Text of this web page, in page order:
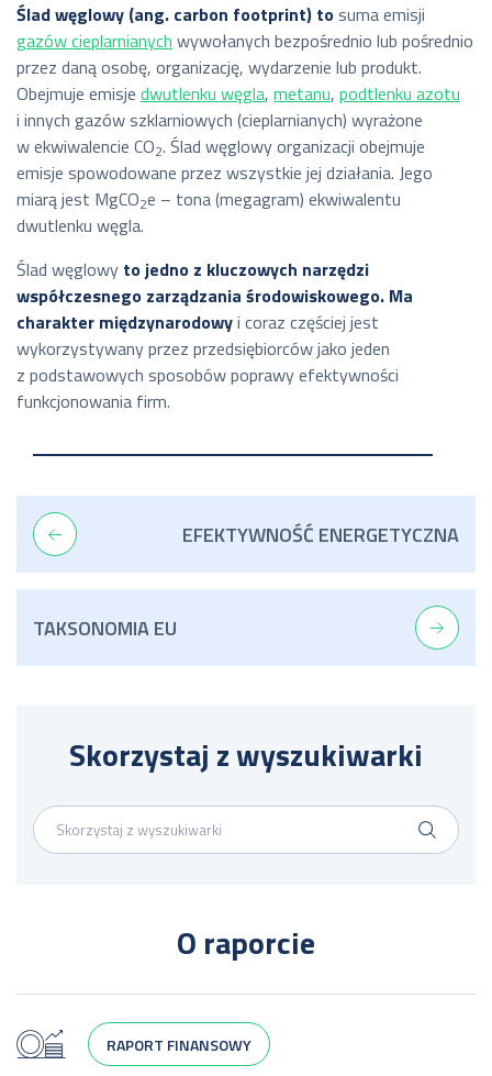
Ślad węglowy (ang. carbon footprint) tosuma emisji
gazów cieplarnianych wywołanych bezpośrednio lub pośrednio
przez daną osobę, organizację, wydarzenie lub produkt.
Obejmuje emisje dwutlenku węgla, metanu, podtlenku azotu
i innych gazów szklarniowych (cieplarnianych) wyrażone
w ekwiwalencie CO2. Ślad węglowy organizacji obejmuje
emisje spowodowane przez wszystkie jej działania. Jego
miarą jest MgCO2e – tona (megagram) ekwiwalentu
dwutlenku węgla.
Ślad węglowy to jedno z kluczowych narzędzi
współczesnego zarządzania środowiskowego. Ma
charakter międzynarodowyi coraz częściej jest
wykorzystywany przez przedsiębiorców jako jeden
z podstawowych sposobów poprawy efektywności
funkcjonowania firm.
EFEKTYWNOŚĆ ENERGETYCZNA
TAKSONOMIA EU
Skorzystaj z wyszukiwarki
O raporcie
RAPORT FINANSOWY